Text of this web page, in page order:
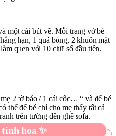
một cái bút vẽ. Mỗi trang vở bé
hạn, 1 quả bóng, 2 khuôn mặt
quen với 10 chữ số đầu tiên.
2 tờ báo / 1 cái cốc… “ và để bé
thể để bé chỉ cho mẹ thấy tất cả
trên tường đến ghế sofa.
hoa ✨